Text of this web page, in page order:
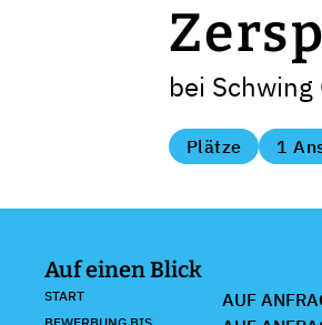
bei Schwing
Plätze 1
Auf einen Blick
START AUF